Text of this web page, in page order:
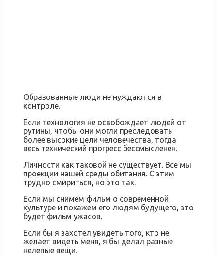
Образованные люди не нуждаются в
контроле.
Если технология не освобождает людей от
рутины, чтобы они могли преследовать
более высокие цели человечества, тогда
весь технический прогресс бессмысленен.
Личности как таковой не существует. Все мы
проекции нашей среды обитания. С этим
трудно смириться, но это так.
Если мы снимем фильм о современной
культуре и покажем его людям будущего, это
будет фильм ужасов.
Если бы я захотел увидеть того, кто не
желает видеть меня, я бы делал разные
нелепые вещи.